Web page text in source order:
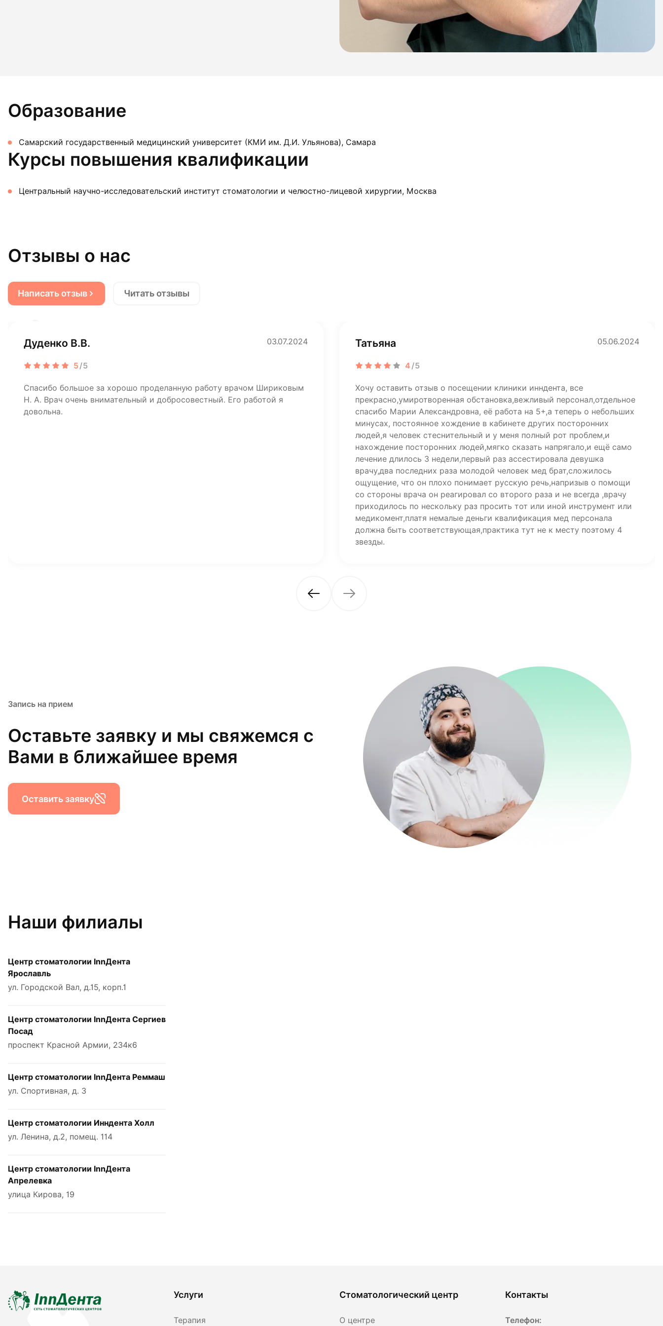
Образование
Самарский государственный медицинский университет (КМИ им. Д.И. Ульянова), Самара
Курсы повышения квалификации
Центральный научно-исследовательский институт стоматологии и челюстно-лицевой хирургии, Москва
Отзывы о нас
Написать отзыв Читать отзывы
Дуденко В.В. 03.07.2024
5/5
Спасибо большое за хорошо проделанную работу врачом Шириковым
Н. А. Врач очень внимательный и добросовестный. Его работой я
довольна.
Татьяна 05.06.2024
4 /5
Хочу оставить отзыв о посещении клиники инндента, все
прекрасно,умиротворенная обстановка,вежливый персонал,отдельное
спасибо Марии Александровна, её работа на 5+,а теперь о небольших
минусах, постоянное хождение в кабинете других посторонних
людей,я человек стеснительный и у меня полный рот проблем,и
нахождение посторонних людей,мягко сказать напрягало,и ещё само
лечение длилось 3 недели,первый раз ассестировала девушка
врачу,два последних раза молодой человек мед брат,сложилось
ощущение, что он плохо понимает русскую речь,напризыв о помощи
со стороны врача он реагировал со второго раза и не всегда ,врачу
приходилось по нескольку раз просить тот или иной инструмент или
медикомент,платя немалые деньги квалификация мед персонала
должна быть соответствующая,практика тут не к месту поэтому 4
звезды.
Запись на прием
Оставьте заявку и мы свяжемся с
Вами в ближайшее время
Оставить заявку
Наши филиалы
Центр стоматологии InnДента
Ярославль
ул. Городской Вал, д.15, корп.1
Центр стоматологии InnДента Сергиев
Посад
проспект Красной Армии, 234к6
Центр стоматологии InnДента Реммаш
ул. Спортивная, д. 3
Центр стоматологии Инндента Холл
ул. Ленина, д.2, помещ. 114
Центр стоматологии InnДента
Апрелевка
улица Кирова, 19
Услуги
Терапия
Стоматологический центр
О центре
Контакты
Телефон: